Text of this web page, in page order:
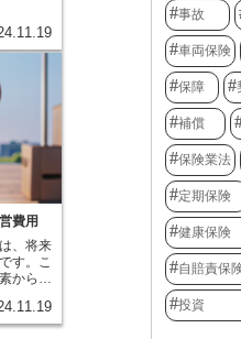
可能性
の利子
は保険
認して
間は保
失効か
間を超
まうの
度は、
するた
。万が
場合
の可能
ます。
す。ま
期せぬ
りま
なリス
るでし
、家財
ます。
類、食
を指し
害で家
な費用
りま
容によ
くこと
保険料
り、保
す。契
択でき
した期
費用
、将来
す。こ
から成
険料で
に保険
事故
車両保険
保障
補償
保険業法
定期保険
健康保険
自賠責保
投資